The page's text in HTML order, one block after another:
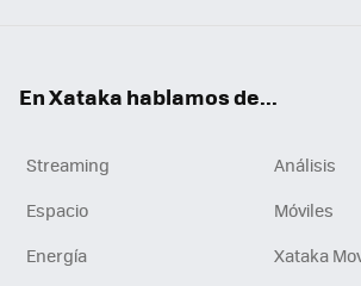
En Xataka hablamos de...
Streaming
Análisis
Espacio
Móviles
Energía
Xataka